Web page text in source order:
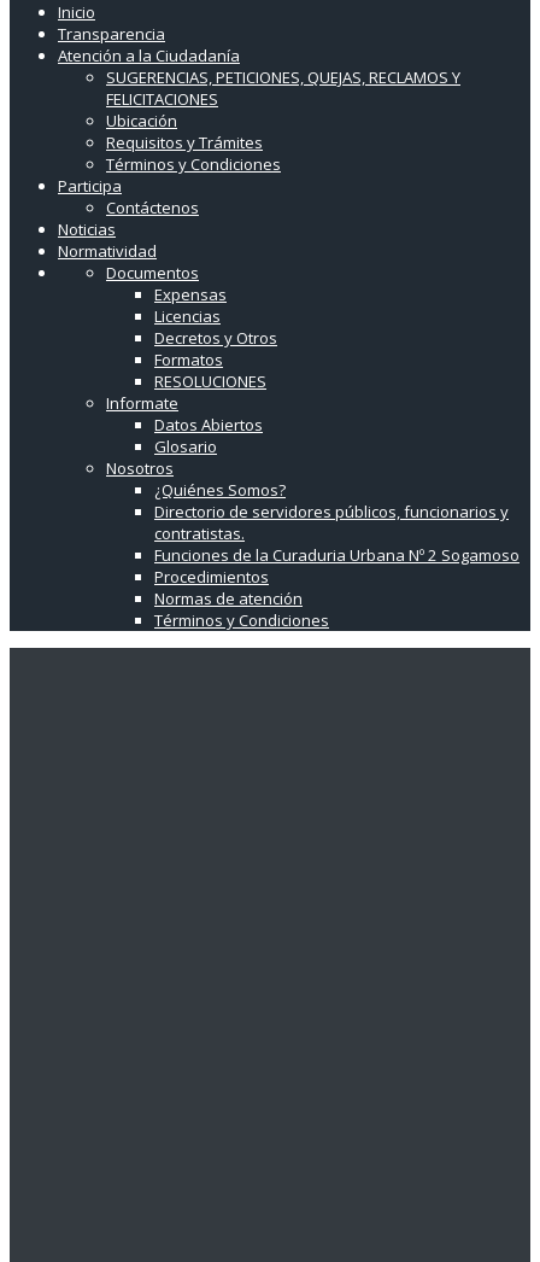
Inicio
Transparencia
Atención a la Ciudadanía
SUGERENCIAS, PETICIONES, QUEJAS, RECLAMOS Y
FELICITACIONES
Ubicación
Requisitos y Trámites
Términos y Condiciones
Participa
Contáctenos
Noticias
Normatividad
Documentos
Expensas
Licencias
Decretos y Otros
Formatos
RESOLUCIONES
Informate
Datos Abiertos
Glosario
Nosotros
¿Quiénes Somos?
Directorio de servidores públicos, funcionarios y
contratistas.
Funciones de la Curaduria Urbana Nº 2 Sogamoso
Procedimientos
Normas de atención
Términos y Condiciones